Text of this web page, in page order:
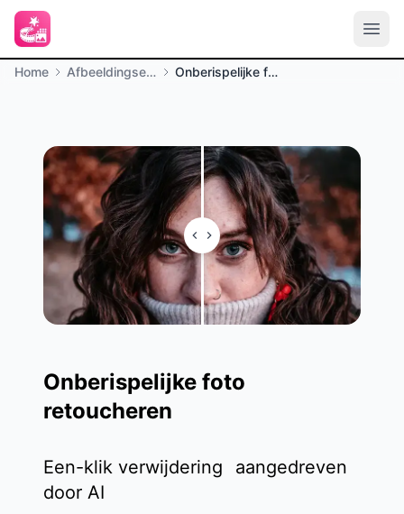
Home Afbeeldingseffecten Onberispelijke foto retoucheren
Onberispelijke foto
retoucheren
Een-klik verwijdering
aangedreven
door AI